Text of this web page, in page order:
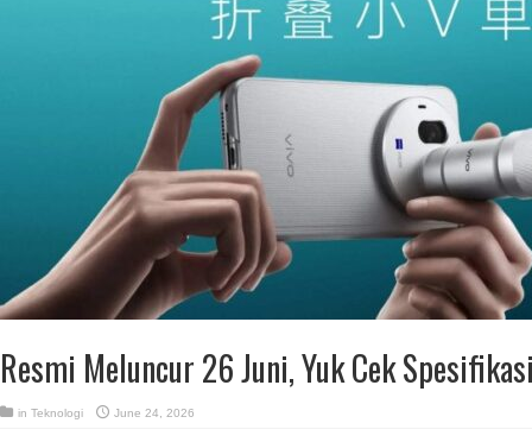
Resmi Meluncur 26 Juni, Yuk Cek
in Teknologi June 24, 2026